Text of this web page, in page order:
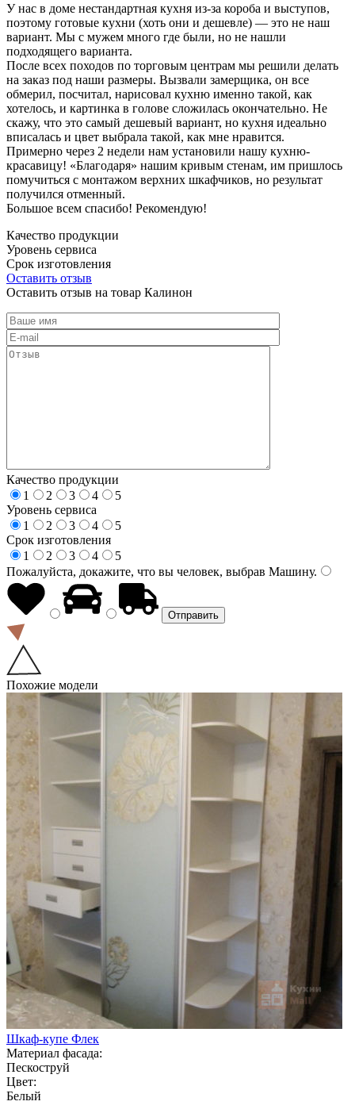
У нас в доме нестандартная кухня из-за короба и выступов,
поэтому готовые кухни (хоть они и дешевле) — это не наш
вариант. Мы с мужем много где были, но не нашли
подходящего варианта.
После всех походов по торговым центрам мы решили делать
на заказ под наши размеры. Вызвали замерщика, он все
обмерил, посчитал, нарисовал кухню именно такой, как
хотелось, и картинка в голове сложилась окончательно. Не
скажу, что это самый дешевый вариант, но кухня идеально
вписалась и цвет выбрала такой, как мне нравится.
Примерно через 2 недели нам установили нашу кухню-
красавицу! «Благодаря» нашим кривым стенам, им пришлось
помучиться с монтажом верхних шкафчиков, но результат
получился отменный.
Большое всем спасибо! Рекомендую!
Качество продукции
Уровень сервиса
Срок изготовления
Оставить отзыв
Оставить отзыв на товар Калинон
Качество продукции
1
2 3 4
5
Уровень сервиса
1
2 3 4
5
Срок изготовления
1
2 3 4
5
Пожалуйста, докажите, что вы человек, выбрав Машину.
Похожие модели
Шкаф-купе Флек
Материал фасада:
Пескоструй
Цвет:
Белый